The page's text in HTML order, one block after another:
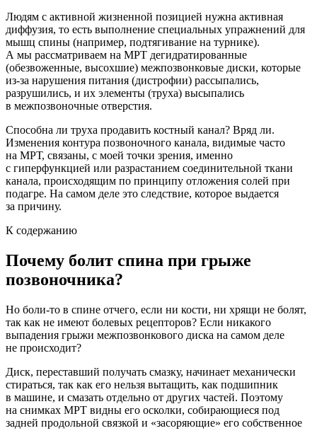
Людям с активной жизненной позицией нужна активная
диффузия, то есть выполнение специальных упражнений для
мышц спины (например, подтягивание на турнике).
А мы рассматриваем на МРТ дегидратированные
(обезвоженные, высохшие) межпозвонковые диски, которые
из-за нарушения питания (дистрофии) рассыпались,
разрушились, и их элементы (труха) высыпались
в межпозвоночные отверстия.
Способна ли труха продавить костный канал? Вряд ли.
Изменения контура позвоночного канала, видимые часто
на МРТ, связаны, с моей точки зрения, именно
с гиперфункцией или разрастанием соединительной ткани
канала, происходящим по принципу отложения солей при
подагре. На самом деле это следствие, которое выдается
за причину.
К содержанию
Почему болит спина при грыже
позвоночника?
Но боли-то в спине отчего, если ни кости, ни хрящи не болят,
так как не имеют болевых рецепторов? Если никакого
выпадения грыжи межпозвонкового диска на самом деле
не происходит?
Диск, переставший получать смазку, начинает механически
стираться, так как его нельзя вытащить, как подшипник
в машине, и смазать отдельно от других частей. Поэтому
на снимках МРТ видны его осколки, собирающиеся под
задней продольной связкой и «засоряющие» его собственное